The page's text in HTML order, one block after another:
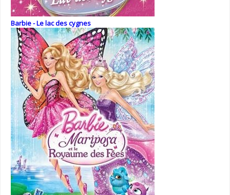
Barbie - Le lac des cygnes